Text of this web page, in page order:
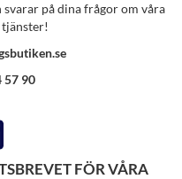
på dina frågor om våra
57 90
FÖR VÅRA